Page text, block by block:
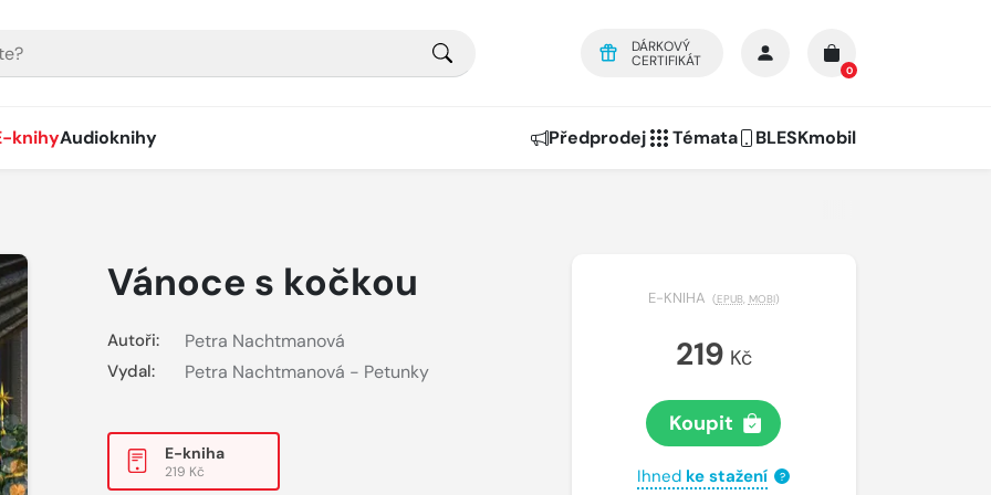
DÁRKOVÝ
CERTIFIKÁT
0
knihyAudioknihy Předprodej Témata BLESKmobil
Vánoce s kočkou
Autoři: Petra Nachtmanová
Vydal: Petra Nachtmanová - Petunky
E-kniha
219 Kč
E-KNIHA (EPUB, MOBI)
219 Kč
Koupit
Ihned ke stažení ?